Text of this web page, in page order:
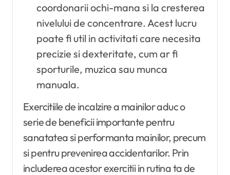
coordonarii ochi-mana si la cresterea
nivelului de concentrare. Acest lucru
poate fi util in activitati care necesita
precizie si dexteritate, cum ar fi
sporturile, muzica sau munca
manuala.
Exercitiile de incalzire a mainilor aduc o
serie de beneficii importante pentru
sanatatea si performanta mainilor, precum
si pentru prevenirea accidentarilor. Prin
includerea acestor exercitii in rutina ta de